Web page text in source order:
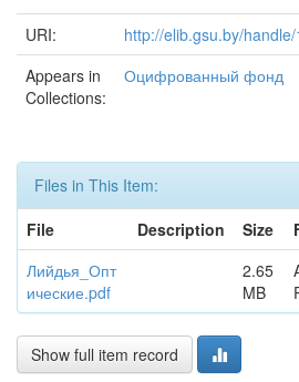
URI:
http://elib.gsu.by/
Appears in
Collections:
Оцифрованный фонд
Files in This Item:
File
Description Size
Лийдья_Опт
ические.pdf
2.65
MB
Show full item record